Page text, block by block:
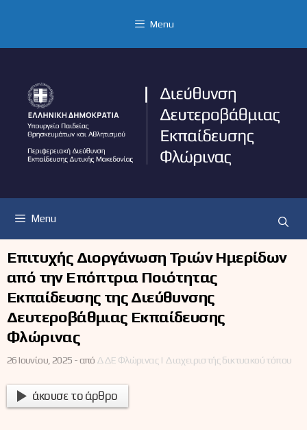
Menu
Menu
Επιτυχής Διοργάνωση Τριών Ημερίδων
από την Επόπτρια Ποιότητας
Εκπαίδευσης της Διεύθυνσης
Δευτεροβάθμιας Εκπαίδευσης
Φλώρινας
26 Ιουνίου, 2025 -από ΔΔΕ Φλώρινας | Διαχειριστής δικτυακού τόπου
άκουσε το άρθρο